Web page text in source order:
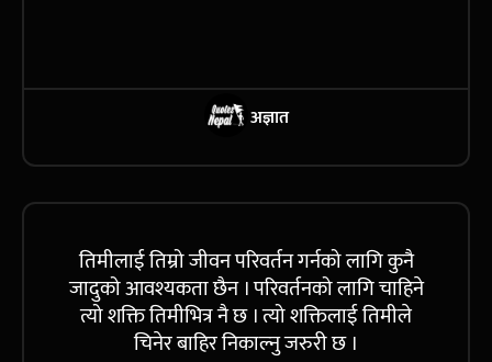
अज्ञात
तिमीलाई तिम्रो जीवन परिवर्तन गर्नको लागि कुनै
जादुको आवश्यकता छैन । परिवर्तनको लागि चाहिने
त्यो शक्ति तिमीभित्र नै छ । त्यो शक्तिलाई तिमीले
चिनेर बाहिर निकाल्नु जरुरी छ ।